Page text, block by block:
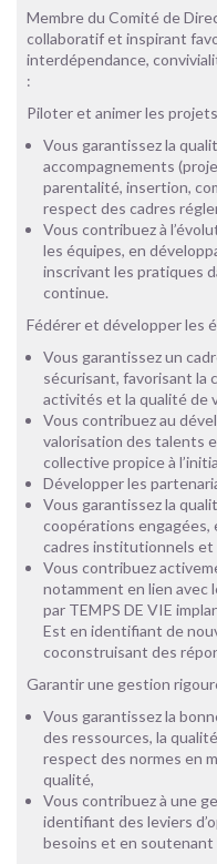
Membre du Comité de
collaboratif et inspirant
interdépendance,
:
Piloter et animer les
Vous garantissez la
accompagnements
parentalité, insertion,
respect des cadres
Vous contribuez à
les équipes, en
inscrivant les pratiques
continue.
Fédérer et développer les
Vous garantissez un
sécurisant, favorisant la
activités et la qualité de
Vous contribuez au
valorisation des talents
collective propice à
Développer les
Vous garantissez la
coopérations engagées,
cadres institutionnels
Vous contribuez
notamment en lien avec
par TEMPS DE VIE
Est en identifiant de
coconstruisant des
Garantir une gestion
Vous garantissez la
des ressources, la
respect des normes en
qualité,
Vous contribuez à une
identifiant des leviers
besoins et en